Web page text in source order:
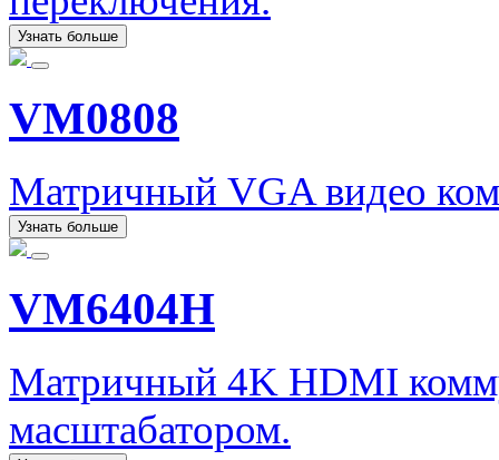
Узнать больше
VM0808
Матричный VGA видео
Узнать больше
VM6404H
Матричный 4K HDMI
масштабатором.